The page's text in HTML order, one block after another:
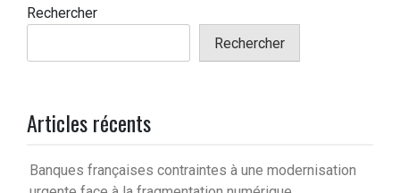
Rechercher
Rechercher
Articles récents
Banques françaises contraintes à une modernisation